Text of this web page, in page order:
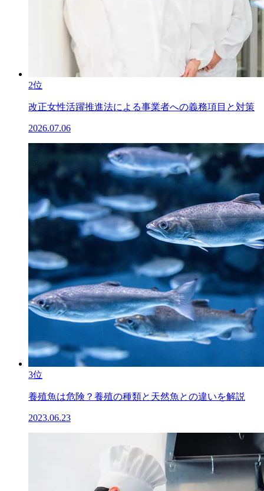
2位
改正女性活躍推進法による事業者への義務項目と対策
2026.07.06
3位
養殖魚は危険？養殖の種類と天然魚との違いを解説
2023.06.23